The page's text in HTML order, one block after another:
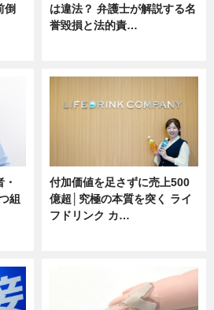
倒
は違法？ 弁護士が解説する名
誉毀損と法的責…
組
付加価値を足さずに売上500
億超│究極の本質を突く ライ
フドリンク カ…